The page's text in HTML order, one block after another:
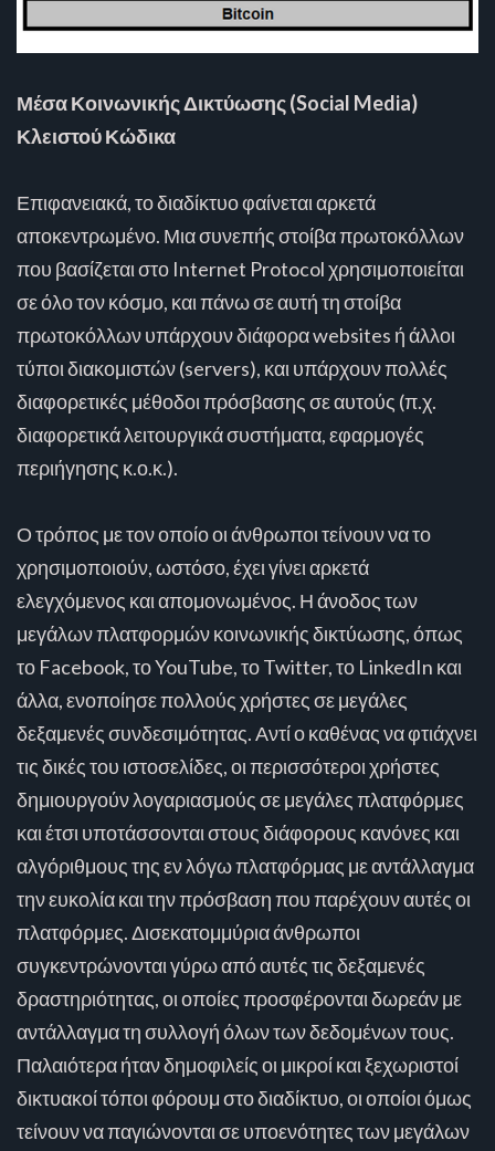
Μέσα Κοινωνικής Δικτύωσης (Social Media)
Κλειστού Κώδικα
Επιφανειακά, το διαδίκτυο φαίνεται αρκετά
αποκεντρωμένο. Μια συνεπής στοίβα πρωτοκόλλων
που βασίζεται στο Internet Protocol χρησιμοποιείται
σε όλο τον κόσμο, και πάνω σε αυτή τη στοίβα
πρωτοκόλλων υπάρχουν διάφορα websites ή άλλοι
τύποι διακομιστών (servers), και υπάρχουν πολλές
διαφορετικές μέθοδοι πρόσβασης σε αυτούς (π.χ.
διαφορετικά λειτουργικά συστήματα, εφαρμογές
περιήγησης κ.ο.κ.).
Ο τρόπος με τον οποίο οι άνθρωποι τείνουν να το
χρησιμοποιούν, ωστόσο, έχει γίνει αρκετά
ελεγχόμενος και απομονωμένος. Η άνοδος των
μεγάλων πλατφορμών κοινωνικής δικτύωσης, όπως
το Facebook, το YouTube, το Twitter, το LinkedIn και
άλλα, ενοποίησε πολλούς χρήστες σε μεγάλες
δεξαμενές συνδεσιμότητας. Αντί ο καθένας να φτιάχνει
τις δικές του ιστοσελίδες, οι περισσότεροι χρήστες
δημιουργούν λογαριασμούς σε μεγάλες πλατφόρμες
και έτσι υποτάσσονται στους διάφορους κανόνες και
αλγόριθμους της εν λόγω πλατφόρμας με αντάλλαγμα
την ευκολία και την πρόσβαση που παρέχουν αυτές οι
πλατφόρμες. Δισεκατομμύρια άνθρωποι
συγκεντρώνονται γύρω από αυτές τις δεξαμενές
δραστηριότητας, οι οποίες προσφέρονται δωρεάν με
αντάλλαγμα τη συλλογή όλων των δεδομένων τους.
Παλαιότερα ήταν δημοφιλείς οι μικροί και ξεχωριστοί
δικτυακοί τόποι φόρουμ στο διαδίκτυο, οι οποίοι όμως
τείνουν να παγιώνονται σε υποενότητες των μεγάλων